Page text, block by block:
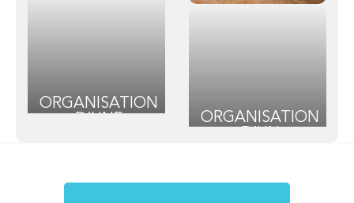
ORGANISATION
MONTAGNE
ORGANISATION
LABORATOIRE